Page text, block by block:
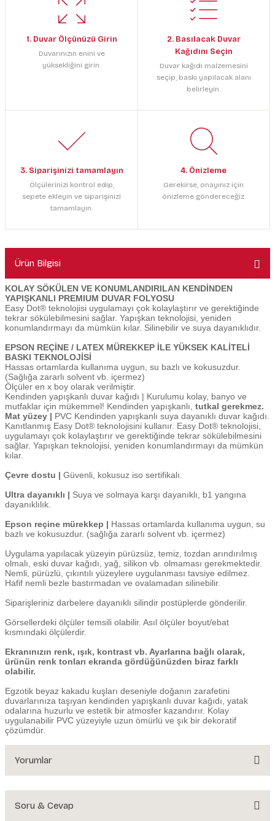
1. Duvar Ölçünüzü Girin
Duvarınızın enini ve
yüksekliğini girin.
2. Basılacak Duvar
Kağıdını Seçin
Duvar kağıdı malzemesini
seçip, baskı yapılacak alanı
belirleyin.
3. Siparişinizi tamamlayın
Ölçülerinizi kontrol edip,
sepete ekleyin ve siparişinizi
tamamlayın.
4. Önizleme
Gerekirse, onayınız için
önizleme göndereceğiz.
Ürün Bilgisi
KOLAY SÖKÜLEN VE KONUMLANDIRILAN KENDİNDEN
YAPIŞKANLI PREMIUM DUVAR FOLYOSU
Easy Dot® teknolojisi uygulamayı çok kolaylaştırır ve gerektiğinde
tekrar sökülebilmesini sağlar. Yapışkan teknolojisi, yeniden
konumlandırmayı da mümkün kılar. Silinebilir ve suya dayanıklıdır.
EPSON REÇİNE / LATEX MÜREKKEP İLE YÜKSEK KALİTELİ
BASKI TEKNOLOJİSİ
Hassas ortamlarda kullanıma uygun, su bazlı ve kokusuzdur.
(Sağlığa zararlı solvent vb. içermez)
Ölçüler en x boy olarak verilmiştir.
Kendinden yapışkanlı duvar kağıdı | Kurulumu kolay, banyo ve
mutfaklar için mükemmel! Kendinden yapışkanlı, tutkal gerekmez.
Mat yüzey | PVC Kendinden yapışkanlı suya dayanıklı duvar kağıdı.
Kanıtlanmış Easy Dot® teknolojisini kullanır. Easy Dot® teknolojisi,
uygulamayı çok kolaylaştırır ve gerektiğinde tekrar sökülebilmesini
sağlar. Yapışkan teknolojisi, yeniden konumlandırmayı da mümkün
kılar.
Çevre dostu | Güvenli, kokusuz iso sertifikalı.
Ultra dayanıklı | Suya ve solmaya karşı dayanıklı, b1 yangına
dayanıklılık.
Epson reçine mürekkep | Hassas ortamlarda kullanıma uygun, su
bazlı ve kokusuzdur. (sağlığa zararlı solvent vb. içermez)
Uygulama yapılacak yüzeyin pürüzsüz, temiz, tozdan arındırılmış
olmalı, eski duvar kağıdı, yağ, silikon vb. olmaması gerekmektedir.
Nemli, pürüzlü, çıkıntılı yüzeylere uygulanması tavsiye edilmez.
Hafif nemli bezle bastırmadan ve ovalamadan silinebilir.
Siparişleriniz darbelere dayanıklı silindir postüplerde gönderilir.
Görsellerdeki ölçüler temsili olabilir. Asıl ölçüler boyut/ebat
kısmındaki ölçülerdir.
Ekranınızın renk, ışık, kontrast vb. Ayarlarına bağlı olarak,
ürünün renk tonları ekranda gördüğünüzden biraz farklı
olabilir.
Egzotik beyaz kakadu kuşları deseniyle doğanın zarafetini
duvarlarınıza taşıyan kendinden yapışkanlı duvar kağıdı, yatak
odalarına huzurlu ve estetik bir atmosfer kazandırır. Kolay
uygulanabilir PVC yüzeyiyle uzun ömürlü ve şık bir dekoratif
çözümdür.
Yorumlar
Soru & Cevap